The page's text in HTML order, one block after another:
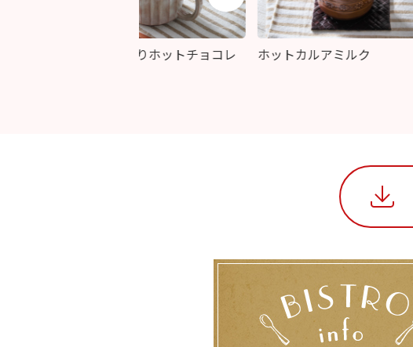
マシュマロ入りホットチョコレ
ホットカルアミルク